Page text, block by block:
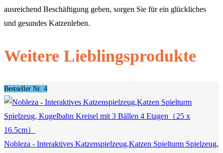
ausreichend Beschäftigung geben, sorgen Sie für ein glückliches
und gesundes Katzenleben.
Weitere Lieblingsprodukte
Bestseller Nr. 4
Nobleza - Interaktives Katzenspielzeug,Katzen Spielturm Spielzeug,